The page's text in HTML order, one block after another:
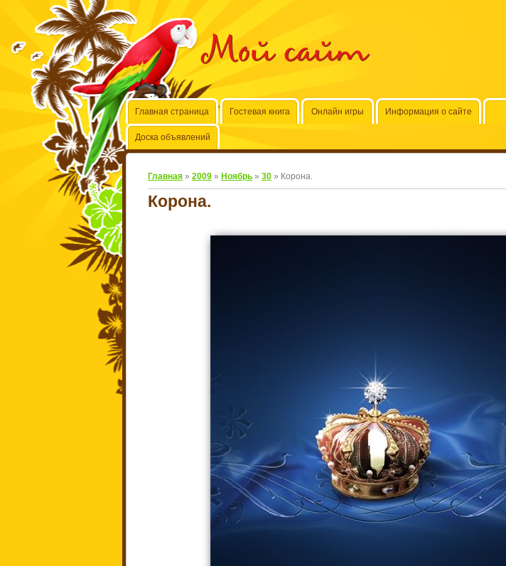
Мой сайт
Главная страница Гостевая книга Онлайн игры Информация о сайте
Доска объявлений
Главная » 2009 » Ноябрь » 30 » Корона.
Корона.